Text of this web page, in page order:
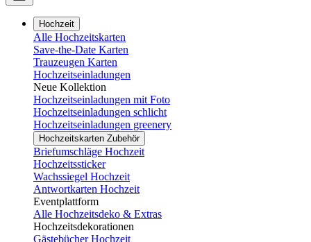
Hochzeit
Alle Hochzeitskarten
Save-the-Date Karten
Trauzeugen Karten
Hochzeitseinladungen
Neue Kollektion
Hochzeitseinladungen mit Foto
Hochzeitseinladungen schlicht
Hochzeitseinladungen greenery
Hochzeitskarten Zubehör
Briefumschläge Hochzeit
Hochzeitssticker
Wachssiegel Hochzeit
Antwortkarten Hochzeit
Eventplattform
Alle Hochzeitsdeko & Extras
Hochzeitsdekorationen
Gästebücher Hochzeit